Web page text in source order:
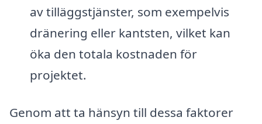
av tilläggstjänster, som exempelvis
dränering eller kantsten, vilket kan
öka den totala kostnaden för
projektet.
Genom att ta hänsyn till dessa faktorer